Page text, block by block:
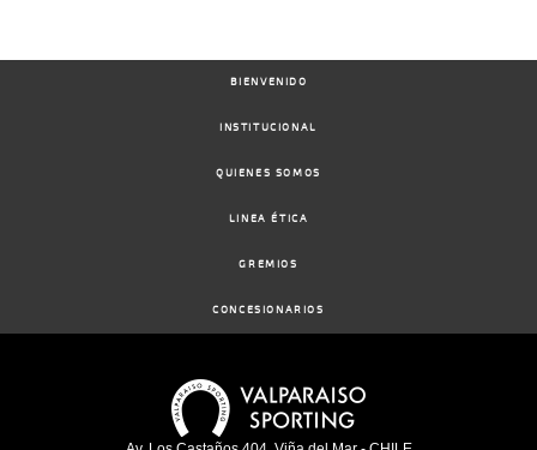
BIENVENIDO
INSTITUCIONAL
QUIENES SOMOS
LINEA ÉTICA
GREMIOS
CONCESIONARIOS